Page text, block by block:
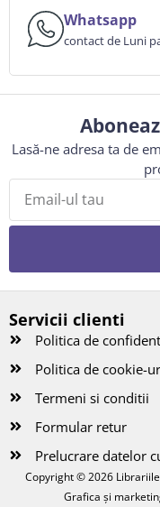
Whatsapp
contact de Luni
Lasă-ne adresa ta de
Servicii clienti
Politica de
Politica de cookie-
Termeni si conditii
Formular retur
Prelucrare datelor
Copyright © 2026
Grafica și